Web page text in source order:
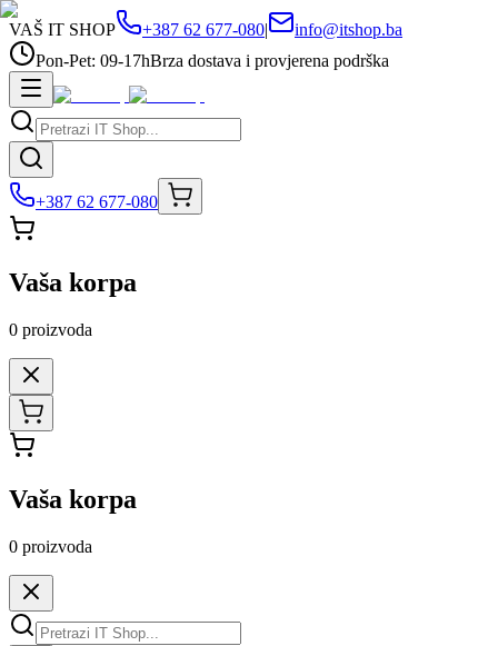
VAŠ IT SHOP +387 62 677-080|
info@itshop.ba
Pon-Pet: 09-17hBrza dostava i provjerena podrška
+387 62 677-080
Vaša korpa
0 proizvoda
Vaša korpa
0 proizvoda